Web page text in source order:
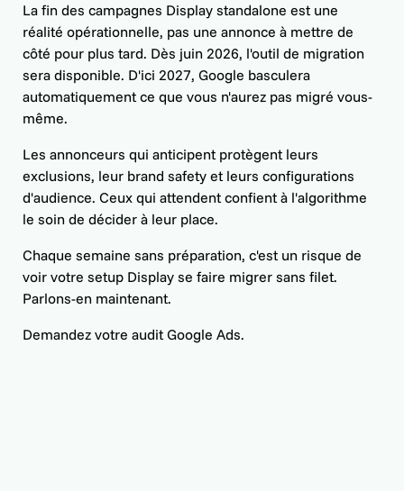
La fin des campagnes Display standalone est une
réalité opérationnelle, pas une annonce à mettre de
côté pour plus tard. Dès juin 2026, l'outil de migration
sera disponible. D'ici 2027, Google basculera
automatiquement ce que vous n'aurez pas migré vous-
même.
Les annonceurs qui anticipent protègent leurs
exclusions, leur brand safety et leurs configurations
d'audience. Ceux qui attendent confient à l'algorithme
le soin de décider à leur place.
Chaque semaine sans préparation, c'est un risque de
voir votre setup Display se faire migrer sans filet.
Parlons-en maintenant.
Demandez votre audit Google Ads.